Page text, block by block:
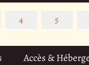
4 5
Accès &